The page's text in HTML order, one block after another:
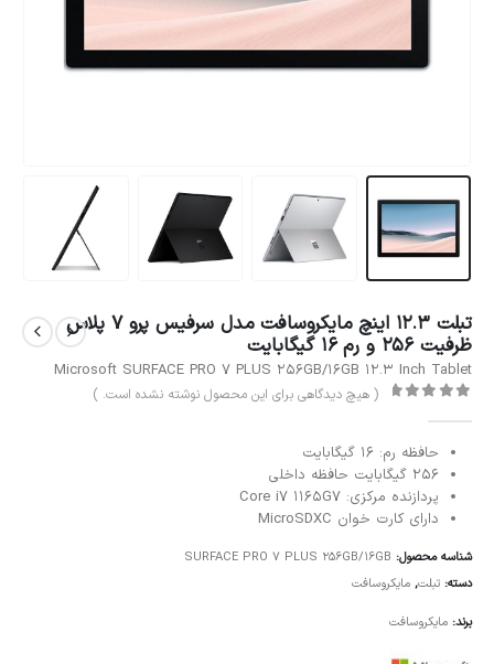
تبلت 12.3 اینچ مایکروسافت مدل سرفیس پرو 7 پلاس
ظرفیت 256 و رم 16 گیگابایت
Microsoft SURFACE PRO 7 PLUS 256GB/16GB 12.3 Inch Tablet
( هیچ دیدگاهی برای این محصول نوشته نشده است. )
حافظه رم: 16 گیگابایت
256 گیگابایت حافظه داخلی
پردازنده مرکزی: Core i7 1165G7
دارای کارت خوان MicroSDXC
شناسه محصول: SURFACE PRO 7 PLUS 256GB/16GB
دسته: تبلت, مایکروسافت
برند: مایکروسافت